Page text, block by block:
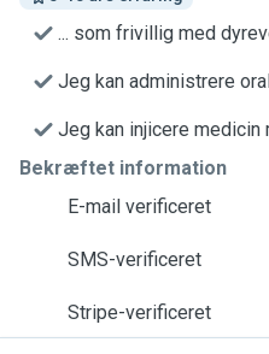
... som frivillig med
Jeg kan administrere
Jeg kan injicere medicin
Bekræftet information
E-mail verificeret
SMS-verificeret
Stripe-verificeret